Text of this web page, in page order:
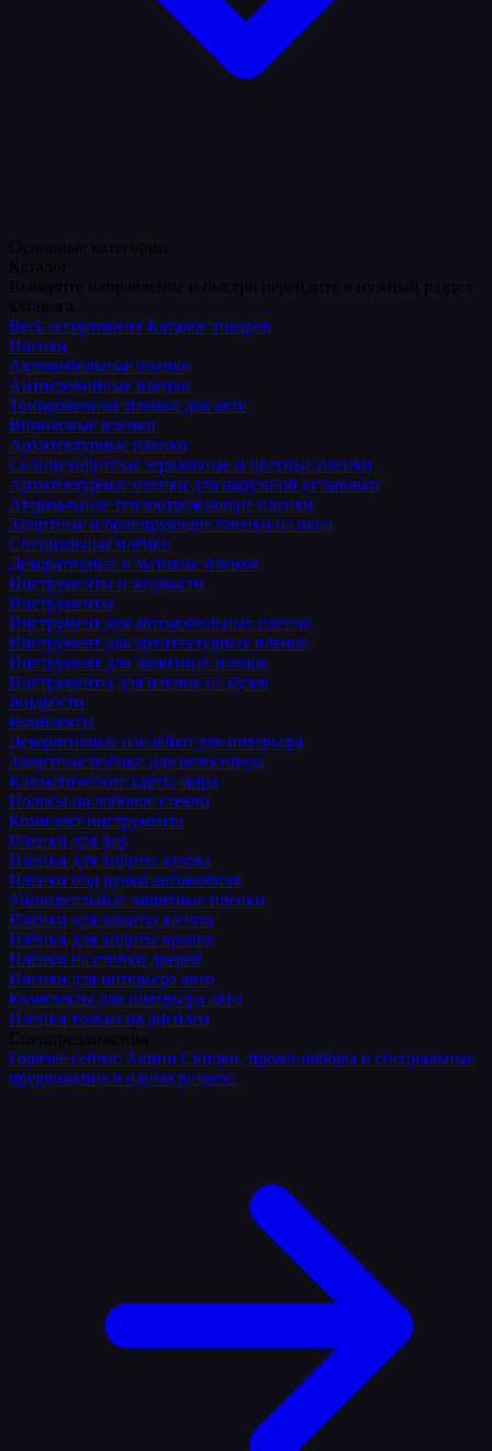
Весь ассортимент Каталог товаров
Пленки
Автомобильные пленки
Антигравийные пленки
Тонировочные пленки для авто
Виниловые пленки
Архитектурные пленки
Солнцезащитные зеркальные и цветные пленки
Архитектурные пленки для наружной установки
Атермальные теплоотражающие пленки
Защитные и бронирующие пленки на окна
Специальные плёнки
Декоративные и матовые пленки
Инструменты и жидкости
Инструменты
Инструмент для автомобильных пленок
Инструмент для архитектурных пленок
Инструмент для защитных пленок
Инструменты для пленок на кузов
Жидкости
Комплекты
Декоративные наклейки для интерьера
Защитные плёнки для велосипеда
Климатические карты мира
Полосы на лобовое стекло
Комплект инструмента
Пленки для фар
Пленки для защиты кузова
Пленки под ручки автомобиля
Универсальные защитные пленки
Плёнки для защиты капота
Плёнки для защиты крыши
Плёнки на стойки дверей
Пленки для интерьера авто
Комплекты для интерьера авто
Пленки только на дисплеи
Горячее сейчас Акции Скидки, промо-наборы и специальные
предложения в одном разделе.